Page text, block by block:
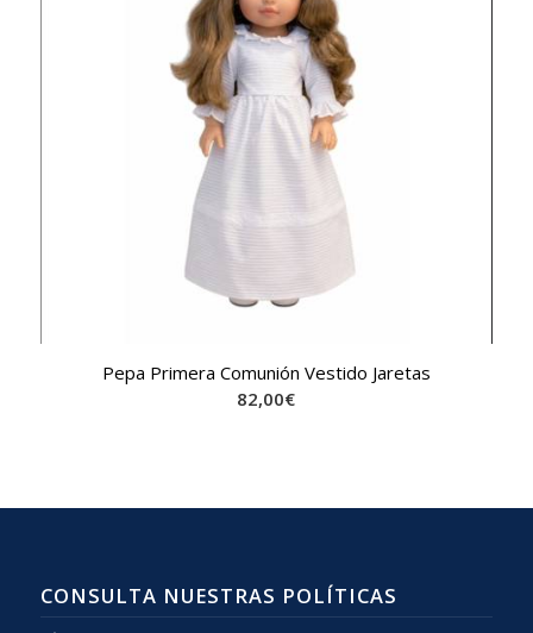
Pepa Primera Comunión Vestido Jaretas
82,00€
CONSULTA NUESTRAS POLÍTICAS